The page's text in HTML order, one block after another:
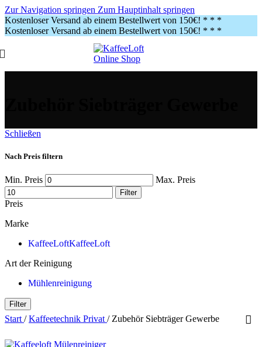
Zur Navigation springen Zum Hauptinhalt springen
Kostenloser Versand ab einem Bestellwert von 150€! * * *
Kostenloser Versand ab einem Bestellwert von 150€! * * *
Schließen
Nach Preis filtern
Min. Preis Max. Preis
Filter
Preis
Marke
KaffeeLoftKaffeeLoft
Art der Reinigung
Mühlenreinigung
Filter
Start / Kaffeetechnik Privat / Zubehör Siebträger Gewerbe